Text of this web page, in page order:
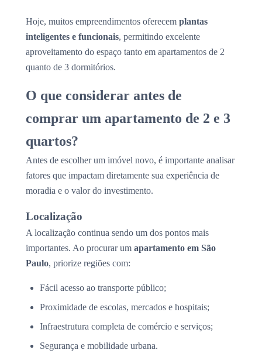
Hoje, muitos empreendimentos oferecem plantas
inteligentes e funcionais, permitindo excelente
aproveitamento do espaço tanto em apartamentos de 2
quanto de 3 dormitórios.
O que considerar antes de
comprar um apartamento de 2 e 3
quartos?
Antes de escolher um imóvel novo, é importante analisar
fatores que impactam diretamente sua experiência de
moradia e o valor do investimento.
Localização
A localização continua sendo um dos pontos mais
importantes. Ao procurar um apartamento em São
Paulo, priorize regiões com:
Fácil acesso ao transporte público;
Proximidade de escolas, mercados e hospitais;
Infraestrutura completa de comércio e serviços;
Segurança e mobilidade urbana.